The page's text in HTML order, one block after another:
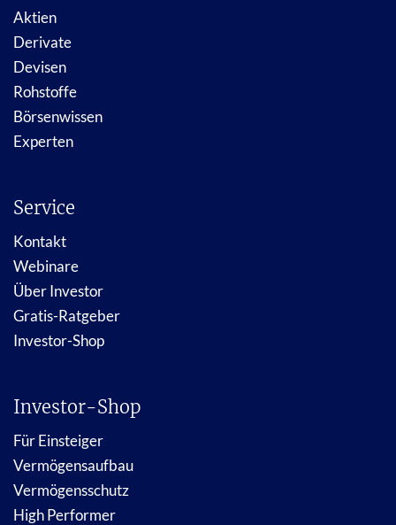
Aktien
Derivate
Devisen
Rohstoffe
Börsenwissen
Experten
Service
Kontakt
Webinare
Über Investor
Gratis-Ratgeber
Investor-Shop
Investor-Shop
Für Einsteiger
Vermögensaufbau
Vermögensschutz
High Performer